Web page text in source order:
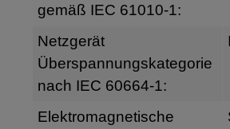
gemäß IEC 61010-1:
Netzgerät
Überspannungskategorie
nach IEC 60664-1:
Elektromagnetische